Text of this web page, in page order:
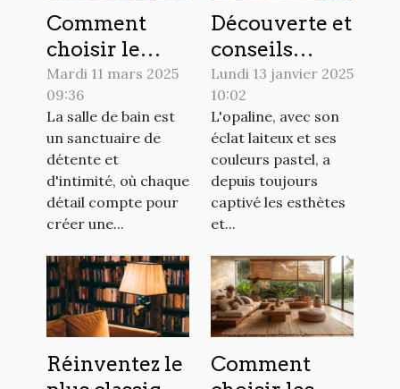
Comment
choisir le
matériau
idéal pour
votre rideau
de douche
Mardi 11 mars 2025
09:36
La salle de bain est
un sanctuaire de
détente et
d'intimité, où chaque
détail compte pour
créer une...
Découverte et
conseils
d'achat pour
les amateurs
d'opaline
Lundi 13 janvier 2025
10:02
L'opaline, avec son
éclat laiteux et ses
couleurs pastel, a
depuis toujours
captivé les esthètes
et...
Réinventez le
Comment